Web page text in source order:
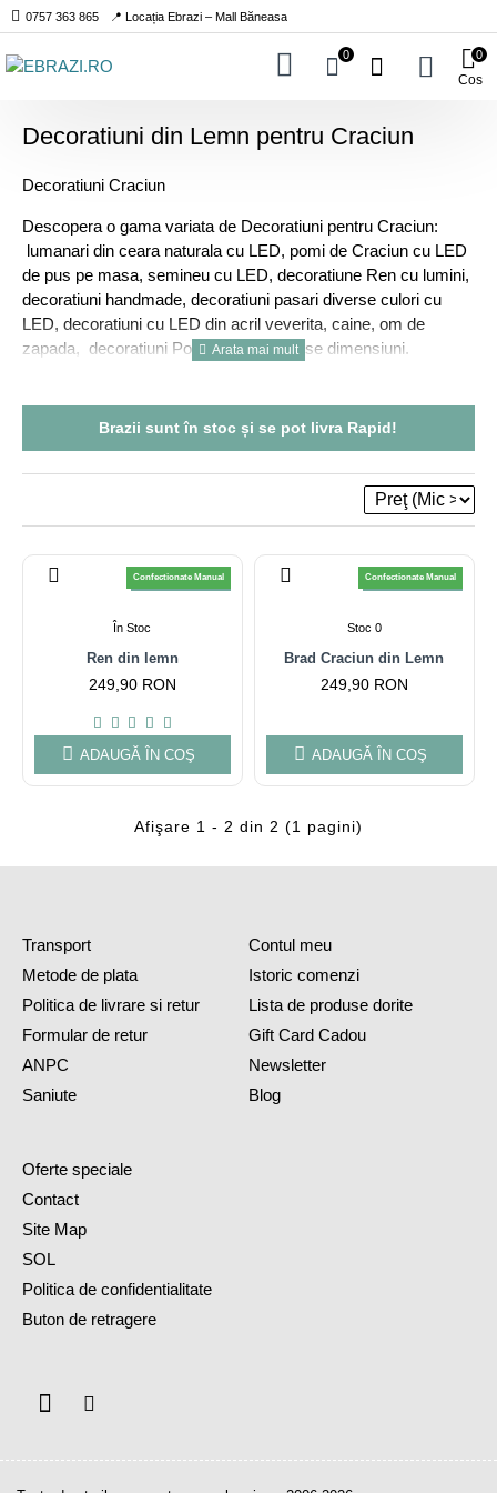
0757 363 865 📍 Locația Ebrazi – Mall Băneasa
0
Cos
0
Decoratiuni din Lemn pentru Craciun
Decoratiuni Craciun
Descopera o gama variata de Decoratiuni pentru Craciun:
lumanari din ceara naturala cu LED, pomi de Craciun cu LED
de pus pe masa, semineu cu LED, decoratiune Ren cu lumini,
decoratiuni handmade, decoratiuni pasari diverse culori cu
LED, decoratiuni cu LED din acril veverita, caine, om de
zapada, decoratiuni Pom cu LED diverse dimensiuni.
Brazii suntîn stoc și se pot livra Rapid!
Confectionate Manual
În Stoc
Ren din lemn
249,90 RON
ADAUGĂ ÎN COŞ
Confectionate Manual
Stoc 0
Brad Craciun din Lemn
249,90 RON
ADAUGĂ ÎN COŞ
Afişare 1 - 2 din 2 (1 pagini)
Transport
Metode de plata
Politica de livrare si retur
Formular de retur
ANPC
Saniute
Contul meu
Istoric comenzi
Lista de produse dorite
Gift Card Cadou
Newsletter
Blog
Oferte speciale
Contact
Site Map
SOL
Politica de confidentialitate
Buton de retragere